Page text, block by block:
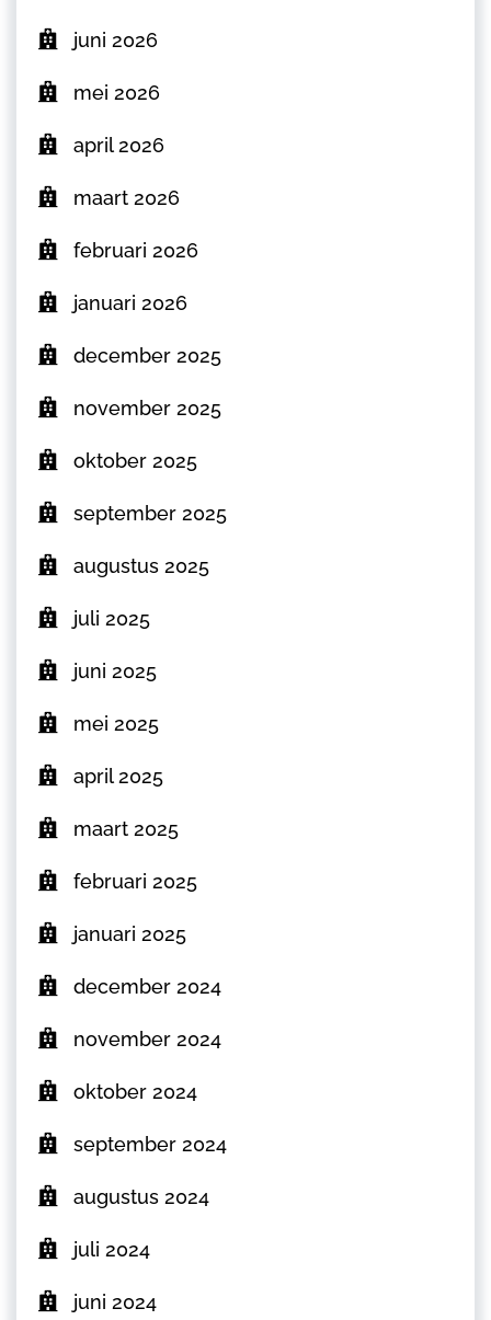
juni 2026
mei 2026
april 2026
maart 2026
februari 2026
januari 2026
december 2025
november 2025
oktober 2025
september 2025
augustus 2025
juli 2025
juni 2025
mei 2025
april 2025
maart 2025
februari 2025
januari 2025
december 2024
november 2024
oktober 2024
september 2024
augustus 2024
juli 2024
juni 2024